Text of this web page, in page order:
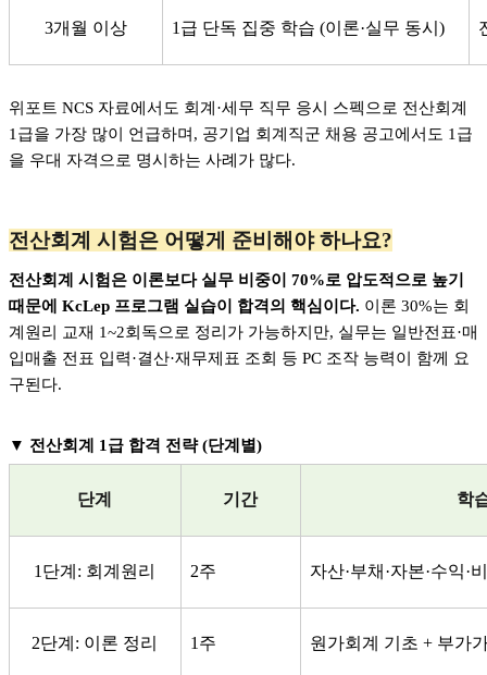
3개월 이상 1급 단독 집중 학습 (이론·실무 동시)
위포트 NCS 자료에서도 회계·세무 직무 응시 스펙으로 전산회계
1급을 가장 많이 언급하며, 공기업 회계직군 채용 공고에서도 1급
을 우대 자격으로 명시하는 사례가 많다.
전산회계 시험은 어떻게 준비해야 하나요?
전산회계 시험은 이론보다 실무 비중이 70%로 압도적으로 높기
때문에 KcLep 프로그램 실습이 합격의 핵심이다. 이론 30%는 회
계원리 교재 1~2회독으로 정리가 가능하지만, 실무는 일반전표·매
입매출 전표 입력·결산·재무제표 조회 등 PC 조작 능력이 함께 요
구된다.
▼ 전산회계 1급 합격 전략 (단계별)
단계 기간 학
1단계: 회계원리 2주 자산·부채·자본·수익·
2단계: 이론 정리 1주 원가회계 기초 + 부가